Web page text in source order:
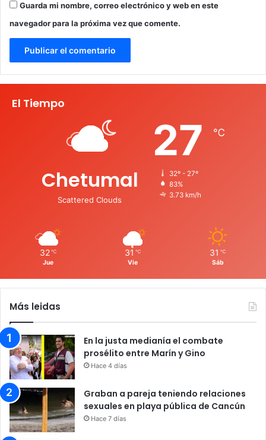
Guarda mi nombre, correo electrónico y web en este
navegador para la próxima vez que comente.
El Tiempo
Chetumal
Scattered Clouds
27 ℃
32º - 27º
83%
3.73 km/h
32 ℃
Jue
31 ℃
Vie
31 ℃
Sáb
Más leidas
En la justa medianía el combate
prosélito entre Marín y Gino
Hace 4 días
Graban a pareja teniendo relaciones
sexuales en playa pública de Cancún
Hace 7 días